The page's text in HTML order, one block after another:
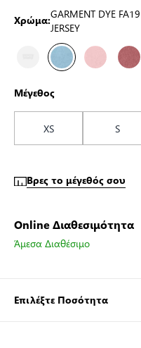
Χρώμα:GARMENT DYE
JERSEY
Μέγεθος
XS S
Βρες το μέγεθός σου
Online Διαθεσιμότητα
Άμεσα Διαθέσιμο
Επιλέξτε Ποσότητα